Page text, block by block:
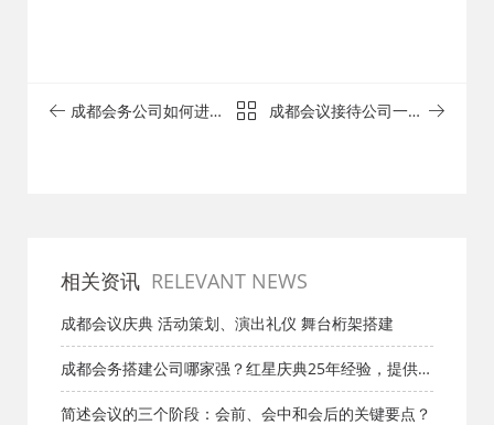
成都会务公司如何进行
成都会议接待公司一般
相关资讯 RELEVANT NEWS
成都会议庆典 活动策划、演出礼仪 舞台桁架搭建
成都会务搭建公司哪家强？红星庆典25年经验，提供专
业会务搭建+设备租赁服务
简述会议的三个阶段：会前、会中和会后的关键要点？